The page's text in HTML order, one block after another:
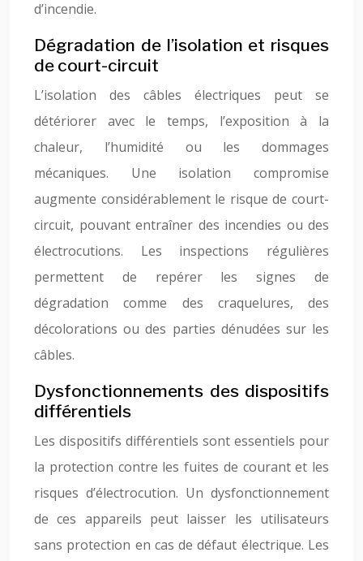
d’incendie.
Dégradation de l’isolation et risques
de court-circuit
L’isolation des câbles électriques peut se
détériorer avec le temps, l’exposition à la
chaleur, l’humidité ou les dommages
mécaniques. Une isolation compromise
augmente considérablement le risque de court-
circuit, pouvant entraîner des incendies ou des
électrocutions. Les inspections régulières
permettent de repérer les signes de
dégradation comme des craquelures, des
décolorations ou des parties dénudées sur les
câbles.
Dysfonctionnements des dispositifs
différentiels
Les dispositifs différentiels sont essentiels pour
la protection contre les fuites de courant et les
risques d’électrocution. Un dysfonctionnement
de ces appareils peut laisser les utilisateurs
sans protection en cas de défaut électrique. Les